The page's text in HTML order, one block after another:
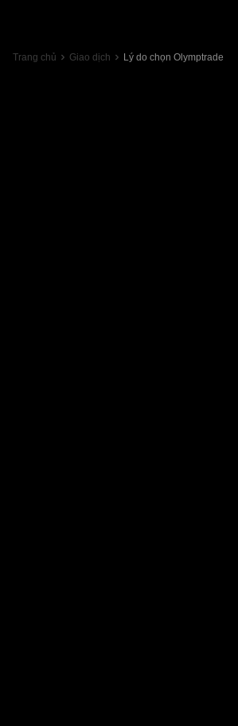
Trang chủ Giao dịch Lý do chọn Olymptrade